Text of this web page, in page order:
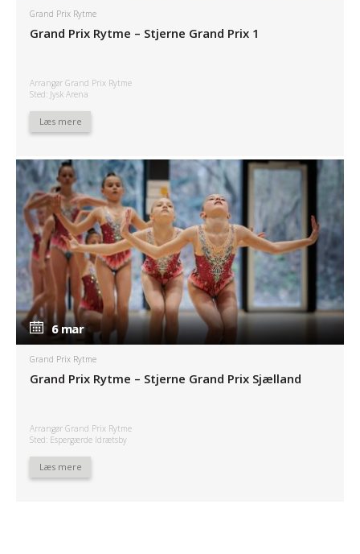
Grand Prix Rytme
Grand Prix Rytme – Stjerne Grand Prix 1
Arrangør Grand Prix Rytme
Sted: Jysk Arena
Læs mere
6 mar
6 mar
Grand Prix Rytme
Grand Prix Rytme – Stjerne Grand Prix Sjælland
Arrangør Grand Prix Rytme
Sted: Espergærde Idrætsby
Læs mere